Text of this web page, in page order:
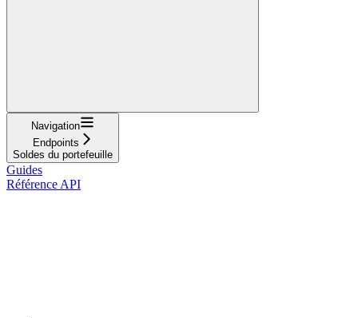
Navigation
Endpoints
Soldes du portefeuille
Guides
Référence API